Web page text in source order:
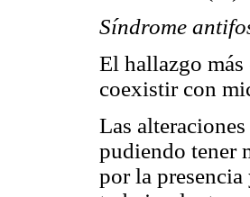
Síndrome
El hallazgo
coexistir con
Las
pudiendo tener
por la